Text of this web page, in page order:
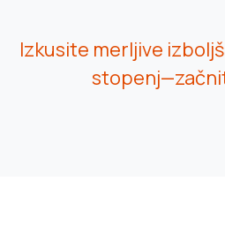
Izkusite merljive